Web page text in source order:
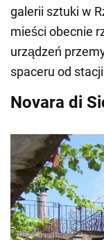
galerii sztuki w
mieści obecnie
urządzeń
spaceru od
Novara di